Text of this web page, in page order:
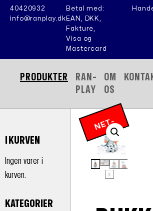
40420932
info@ranplay.dk
Betal med:
EAN, DKK,
Fakture,
Visa og
Mastercard
PRODUKTER
RAN-
PLAY
OM
OS
I KURVEN
Ingen varer i
kurven.
KATEGORIER
N
E
T
-
P
RI
S